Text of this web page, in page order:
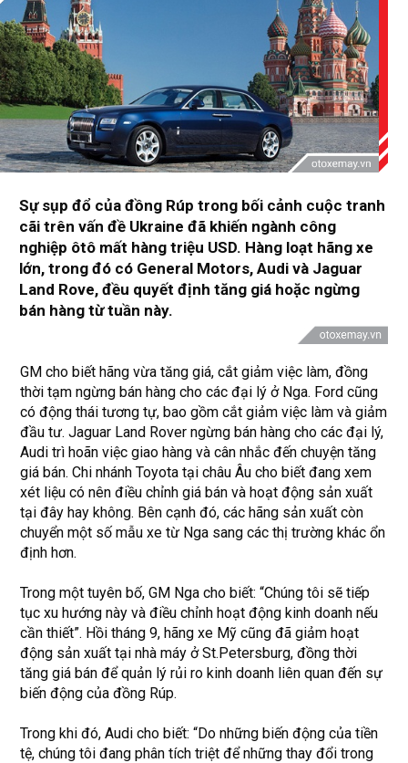
Sự sụp đổ của đồng Rúp trong bối cảnh cuộc tranh
cãi trên vấn đề Ukraine đã khiến ngành công
nghiệp ôtô mất hàng triệu USD. Hàng loạt hãng xe
lớn, trong đó có General Motors, Audi và Jaguar
Land Rove, đều quyết định tăng giá hoặc ngừng
bán hàng từ tuần này.
GM cho biết hãng vừa tăng giá, cắt giảm việc làm, đồng
thời tạm ngừng bán hàng cho các đại lý ở Nga. Ford cũng
có động thái tương tự, bao gồm cắt giảm việc làm và giảm
đầu tư. Jaguar Land Rover ngừng bán hàng cho các đại lý,
Audi trì hoãn việc giao hàng và cân nhắc đến chuyện tăng
giá bán. Chi nhánh Toyota tại châu Âu cho biết đang xem
xét liệu có nên điều chỉnh giá bán và hoạt động sản xuất
tại đây hay không. Bên cạnh đó, các hãng sản xuất còn
chuyển một số mẫu xe từ Nga sang các thị trường khác ổn
định hơn.
Trong một tuyên bố, GM Nga cho biết: “Chúng tôi sẽ tiếp
tục xu hướng này và điều chỉnh hoạt động kinh doanh nếu
cần thiết”. Hồi tháng 9, hãng xe Mỹ cũng đã giảm hoạt
động sản xuất tại nhà máy ở St.Petersburg, đồng thời
tăng giá bán để quản lý rủi ro kinh doanh liên quan đến sự
biến động của đồng Rúp.
Trong khi đó, Audi cho biết: “Do những biến động của tiền
tệ, chúng tôi đang phân tích triệt để những thay đổi trong